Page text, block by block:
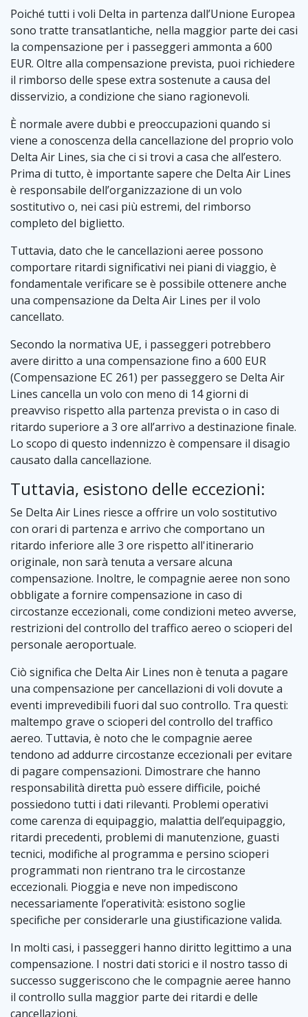
Poiché tutti i voli Delta in partenza dall’Unione Europea
sono tratte transatlantiche, nella maggior parte dei casi
la compensazione per i passeggeri ammonta a 600
EUR. Oltre alla compensazione prevista, puoi richiedere
il rimborso delle spese extra sostenute a causa del
disservizio, a condizione che siano ragionevoli.
È normale avere dubbi e preoccupazioni quando si
viene a conoscenza della cancellazione del proprio volo
Delta Air Lines, sia che ci si trovi a casa che all’estero.
Prima di tutto, è importante sapere che Delta Air Lines
è responsabile dell’organizzazione di un volo
sostitutivo o, nei casi più estremi, del rimborso
completo del biglietto.
Tuttavia, dato che le cancellazioni aeree possono
comportare ritardi significativi nei piani di viaggio, è
fondamentale verificare se è possibile ottenere anche
una compensazione da Delta Air Lines per il volo
cancellato.
Secondo la normativa UE, i passeggeri potrebbero
avere diritto a una compensazione fino a 600 EUR
(Compensazione EC 261) per passeggero se Delta Air
Lines cancella un volo con meno di 14 giorni di
preavviso rispetto alla partenza prevista o in caso di
ritardo superiore a 3 ore all’arrivo a destinazione finale.
Lo scopo di questo indennizzo è compensare il disagio
causato dalla cancellazione.
Tuttavia, esistono delle eccezioni:
Se Delta Air Lines riesce a offrire un volo sostitutivo
con orari di partenza e arrivo che comportano un
ritardo inferiore alle 3 ore rispetto all'itinerario
originale, non sarà tenuta a versare alcuna
compensazione. Inoltre, le compagnie aeree non sono
obbligate a fornire compensazione in caso di
circostanze eccezionali, come condizioni meteo avverse,
restrizioni del controllo del traffico aereo o scioperi del
personale aeroportuale.
Ciò significa che Delta Air Lines non è tenuta a pagare
una compensazione per cancellazioni di voli dovute a
eventi imprevedibili fuori dal suo controllo. Tra questi:
maltempo grave o scioperi del controllo del traffico
aereo. Tuttavia, è noto che le compagnie aeree
tendono ad addurre circostanze eccezionali per evitare
di pagare compensazioni. Dimostrare che hanno
responsabilità diretta può essere difficile, poiché
possiedono tutti i dati rilevanti. Problemi operativi
come carenza di equipaggio, malattia dell’equipaggio,
ritardi precedenti, problemi di manutenzione, guasti
tecnici, modifiche al programma e persino scioperi
programmati non rientrano tra le circostanze
eccezionali. Pioggia e neve non impediscono
necessariamente l’operatività: esistono soglie
specifiche per considerarle una giustificazione valida.
In molti casi, i passeggeri hanno diritto legittimo a una
compensazione. I nostri dati storici e il nostro tasso di
successo suggeriscono che le compagnie aeree hanno
il controllo sulla maggior parte dei ritardi e delle
cancellazioni.